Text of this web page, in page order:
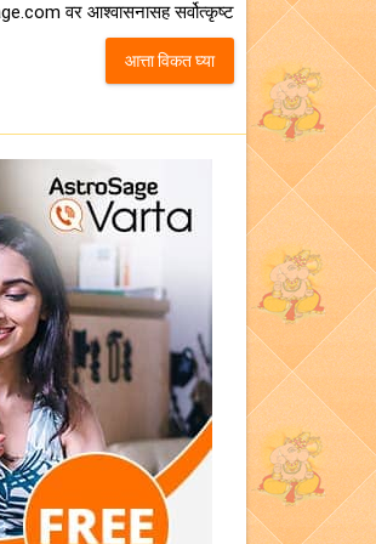
वर आश्वासनासह सर्वोत्कृष्ट
आत्ता विकत घ्या